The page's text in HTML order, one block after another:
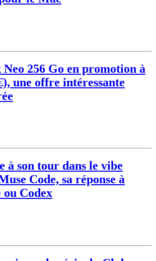
256 Go en promotion à
une offre intéressante
à son tour dans le vibe
Code, sa réponse à
ou Codex